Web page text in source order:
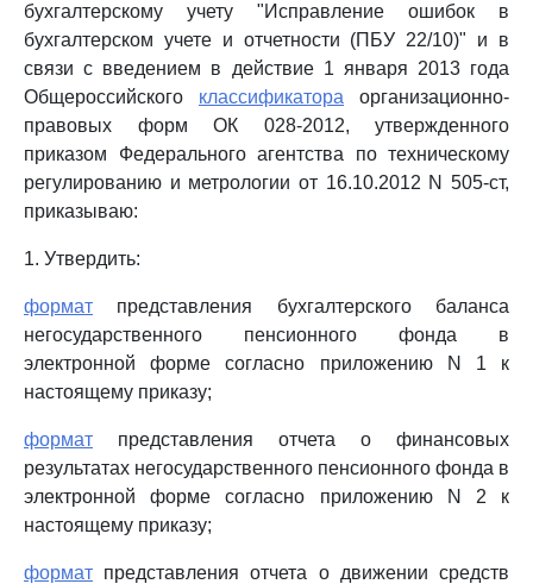
бухгалтерскому учету "Исправление ошибок в
бухгалтерском учете и отчетности (ПБУ 22/10)" и в
связи с введением в действие 1 января 2013 года
Общероссийского классификатора организационно-
правовых форм ОК 028-2012, утвержденного
приказом Федерального агентства по техническому
регулированию и метрологии от 16.10.2012 N 505-ст,
приказываю:
1. Утвердить:
формат представления бухгалтерского баланса
негосударственного пенсионного фонда в
электронной форме согласно приложению N 1 к
настоящему приказу;
формат представления отчета о финансовых
результатах негосударственного пенсионного фонда в
электронной форме согласно приложению N 2 к
настоящему приказу;
формат представления отчета о движении средств